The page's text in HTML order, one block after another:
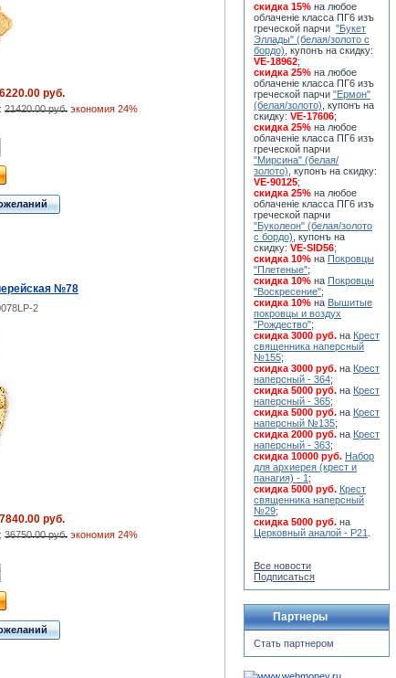
руб.
21420.00 руб. экономия 24%
№78
2
руб.
36750.00 руб. экономия 24%
скидка 15% на любое
облаченiе класса ПГ6 изъ
греческой парчи "Букет
Эллады" (белая/золото с
бордо) , купонъ на скидку:
VE-18962;
скидка 25% на любое
облаченiе класса ПГ6 изъ
греческой парчи "Ермон"
(белая/золото) , купонъ на
скидку: VE-17606;
скидка 25% на любое
облаченiе класса ПГ6 изъ
греческой парчи
"Мирсина" (белая/
золото) , купонъ на скидку:
VE-90125;
скидка 25% на любое
облаченiе класса ПГ6 изъ
греческой парчи
"Буколеон" (белая/золото
с бордо) , купонъ на
скидку: VE-SID56;
скидка 10% на Покровцы
"Плетеные";
скидка 10% на Покровцы
"Воскресение";
скидка 10% на Вышитые
покровцы и воздух
"Рождество";
скидка 3000 руб. на Крест
священника наперсный
№155;
скидка 3000 руб. на Крест
наперсный - 364;
скидка 5000 руб. на Крест
наперсный - 365;
скидка 5000 руб. на Крест
наперсный №135;
скидка 2000 руб. на Крест
наперсный - 363;
скидка 10000 руб. Набор
для архиерея (крест и
панагия) - 1 ;
скидка 5000 руб. Крест
священника наперсный
№29;
скидка 5000 руб. на
Церковный аналой - Р21
Все новости
Подписаться
Партнеры
Стать партнером